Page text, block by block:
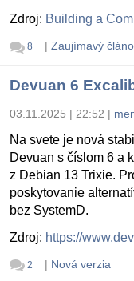
Zdroj: Building a
8 | Zaujímavý
Devuan 6
03.11.2025 | 22:52 |
Na svete je nová
Devuan s číslom 6 a
z Debian 13 Trixie.
poskytovanie
bez SystemD.
Zdroj: https://
2 | Nová verzia